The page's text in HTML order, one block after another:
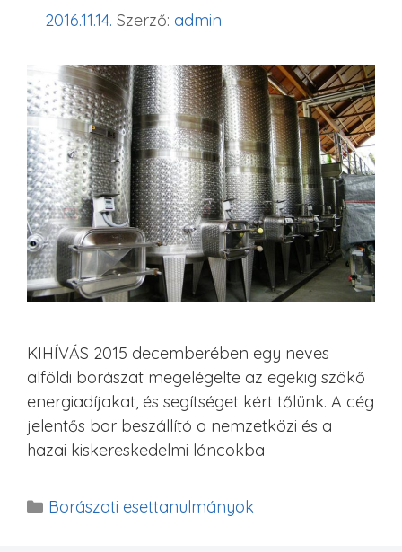
2016.11.14. Szerző: admin
KIHÍVÁS 2015 decemberében egy neves
alföldi borászat megelégelte az egekig szökő
energiadíjakat, és segítséget kért tőlünk. A cég
jelentős bor beszállító a nemzetközi és a
hazai kiskereskedelmi láncokba
Borászati esettanulmányok